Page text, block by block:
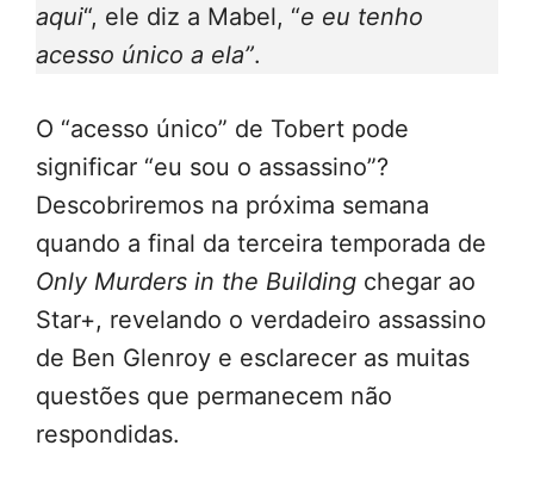
aqui“, ele diz a Mabel, “e eu tenho
acesso único a ela”.
O “acesso único” de Tobert pode
significar “eu sou o assassino”?
Descobriremos na próxima semana
quando a final da terceira temporada de
Only Murders in the Building chegar ao
Star+, revelando o verdadeiro assassino
de Ben Glenroy e esclarecer as muitas
questões que permanecem não
respondidas.